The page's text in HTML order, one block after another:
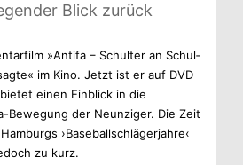
Blick zurück
»Antifa – Schul­ter an Schul­
im Kino. Jetzt ist er auf DVD
einen Ein­blick in die
Bewegung der Neun­zi­ger. Die Zeit
›Base­ball­schlä­ger­jahre‹
zu kurz.